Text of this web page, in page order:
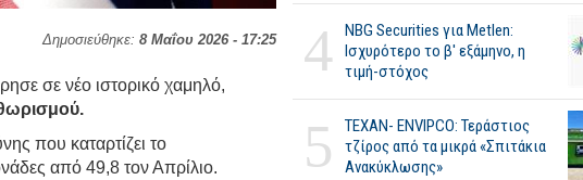
Δημοσιεύθηκε: 8 Μαΐου 2026 - 17:25
σε νέο ιστορικό χαμηλό,
που καταρτίζει το
από 49,8 τον Απρίλιο.
4
NBG Securities για Metlen:
Ισχυρότερο το β' εξάμηνο, η
τιμή-στόχος
5
ΤΕΧΑΝ- ENVIPCO: Τεράστιος
τζίρος από τα μικρά «Σπιτάκια
Ανακύκλωσης»